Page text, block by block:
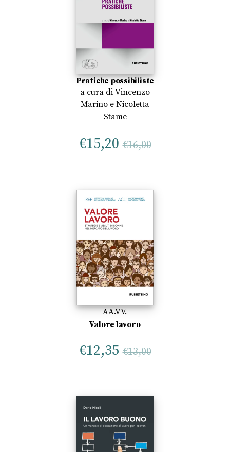
Pratiche possibiliste
a cura di Vincenzo
Marino e Nicoletta
Stame
€15,20 €16,00
AA.VV.
Valore lavoro
€12,35 €13,00